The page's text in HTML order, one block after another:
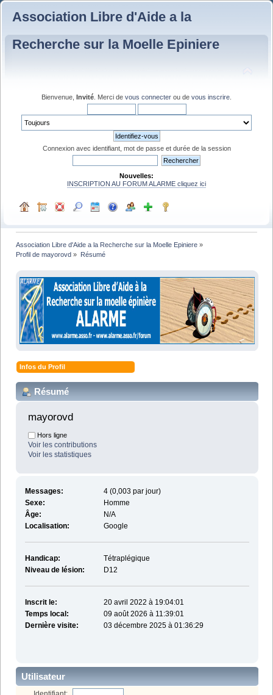
Association Libre d'Aide a la
Recherche sur la Moelle Epiniere
Bienvenue, Invité . Merci de vous connecter ou de vous inscrire
Connexion avec identifiant, mot de passe et durée de la session
Nouvelles:
INSCRIPTION AU FORUM ALARME cliquez ici
Association Libre d'Aide a la Recherche sur la Moelle Epiniere »
Profil de mayorovd » Résumé
Infos du Profil
Résumé
mayorovd
Hors ligne
Voir les contributions
Voir les statistiques
Messages:
4 (0,003 par jour)
Sexe:
Homme
Âge:
N/A
Localisation:
Google
Handicap:
Tétraplégique
Niveau de lésion:
D12
Inscrit le:
20 avril 2022 à 19:04:01
Temps local:
09 août 2026 à 11:39:01
Dernière visite:
03 décembre 2025 à 01:36:29
Utilisateur